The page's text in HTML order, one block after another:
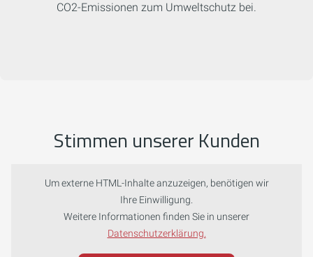
CO2-Emissionen zum Umweltschutz bei.
Stimmen unserer Kunden
Um externe HTML-Inhalte anzuzeigen, benötigen wir
Ihre Einwilligung.
Weitere Informationen finden Sie in unserer
Datenschutzerklärung.